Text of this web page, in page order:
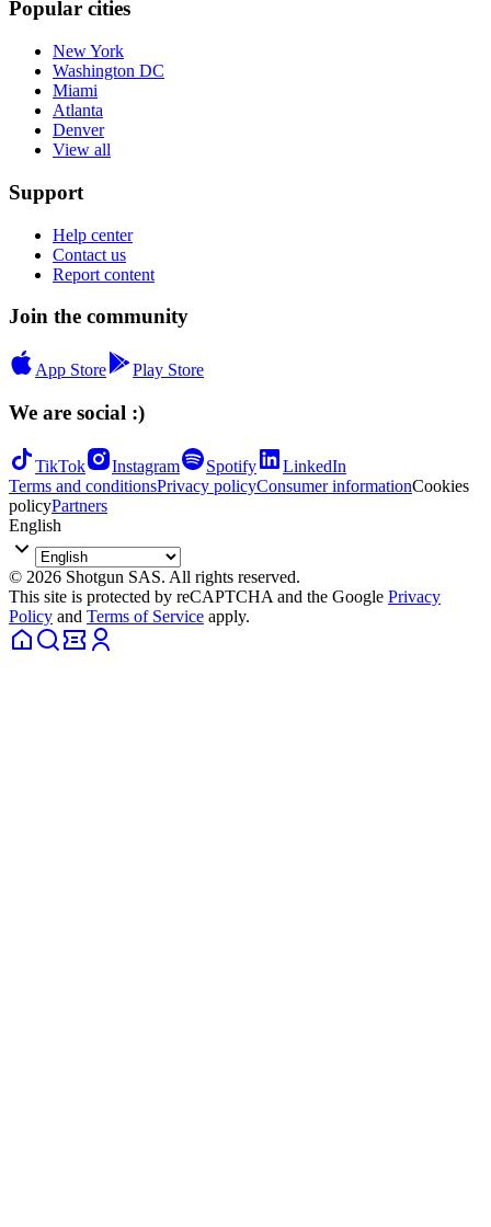
Popular cities
New York
Washington DC
Miami
Atlanta
Denver
View all
Support
Help center
Contact us
Report content
Join the community
App Store Play Store
We are social :)
TikTok Instagram Spotify
LinkedIn
Terms and conditionsPrivacy policyConsumer informationCookies
policyPartners
English
© 2026 Shotgun SAS. All rights reserved.
This site is protected by reCAPTCHA and the Google Privacy
Policy and Terms of Service apply.